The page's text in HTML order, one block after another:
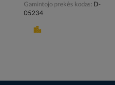
Gamintojo prekės kodas
D-
05234